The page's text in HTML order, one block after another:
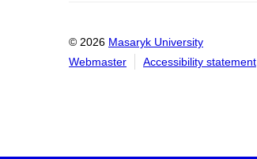
© 2026 Masaryk University
Webmaster
Accessibility statement